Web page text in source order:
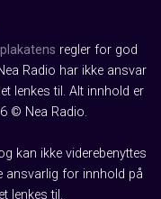
regler for god
Radio har ikke ansvar
lenkes til. Alt innhold er
© Nea Radio.
kan ikke viderebenyttes
ansvarlig for innhold på
lenkes til.